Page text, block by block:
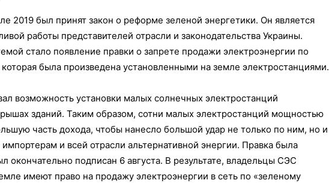
2019 был принят закон о реформе зеленой энергетики. Он является
работы представителей отрасли и законодательства Украины.
стало появление правки о запрете продажи электроэнергии по
была произведена установленными на земле электростанциями.
возможность установки малых солнечных электростанций
зданий. Таким образом, сотни малых электростанций мощностью
часть дохода, чтобы нанесло большой удар не только по ним, но и
и всей отрасли альтернативной энергии. Правка была
окончательно подписан 6 августа. В результате, владельцы СЭС
имеют право на продажу электроэнергии в сеть по «зеленому